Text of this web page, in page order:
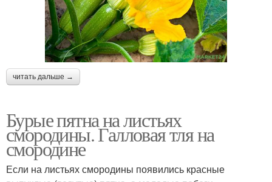
читать дальше →
Бурые пятна на листьях
смородины. Галловая тля на
смородине
Если на листьях смородины появились красные